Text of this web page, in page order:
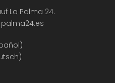
La Palma 24.